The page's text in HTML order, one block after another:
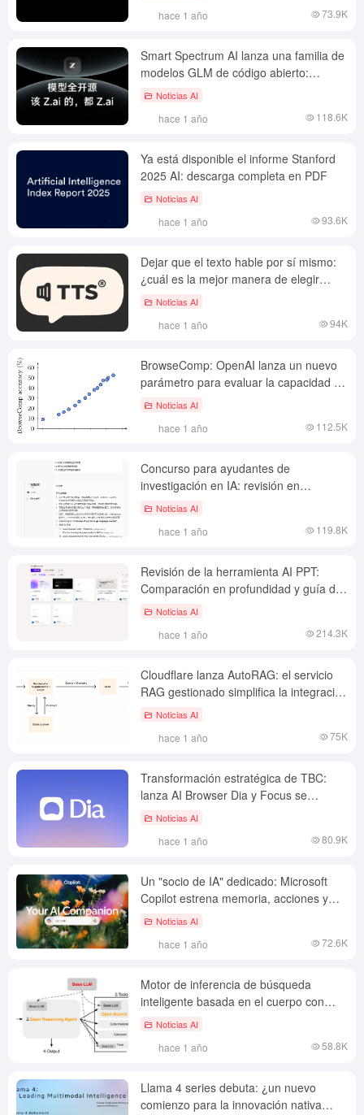
hace 1 año 73.9K
Smart Spectrum AI lanza una familia de
modelos GLM de código abierto:
licencia MIT, plataforma Z.ai y servicio
Noticias AI
hace 1 año 118.6K
Ya está disponible el informe Stanford
2025 AI: descarga completa en PDF
Noticias AI
hace 1 año 93.6K
Dejar que el texto hable por sí mismo:
¿cuál es la mejor manera de elegir
entre la vertiginosa variedad de
Noticias AI
hace 1 año 94K
BrowseComp: OpenAI lanza un nuevo
parámetro para evaluar la capacidad de
recuperación de información de las
Noticias AI
hace 1 año 112.5K
Concurso para ayudantes de
investigación en IA: revisión en
profundidad y guía de selección de
Noticias AI
hace 1 año 119.8K
Revisión de la herramienta AI PPT:
Comparación en profundidad y guía de
selección de cinco plataformas
Noticias AI
hace 1 año 214.3K
Cloudflare lanza AutoRAG: el servicio
RAG gestionado simplifica la integración
de aplicaciones de IA
Noticias AI
hace 1 año 75K
Transformación estratégica de TBC:
lanza AI Browser Dia y Focus se
despide de Arc
Noticias AI
hace 1 año 80.9K
Un "socio de IA" dedicado: Microsoft
Copilot estrena memoria, acciones y
otras importantes novedades
Noticias AI
hace 1 año 72.6K
Motor de inferencia de búsqueda
inteligente basada en el cuerpo con
SimpleQA de hasta 88,31 TP3T de
Noticias AI
hace 1 año 58.8K
Llama 4 series debuta: ¿un nuevo
comienzo para la innovación nativa